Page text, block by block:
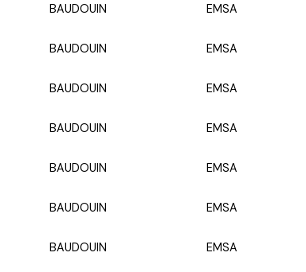
BAUDOUIN EMSA
BAUDOUIN EMSA
BAUDOUIN EMSA
BAUDOUIN EMSA
BAUDOUIN EMSA
BAUDOUIN EMSA
BAUDOUIN EMSA